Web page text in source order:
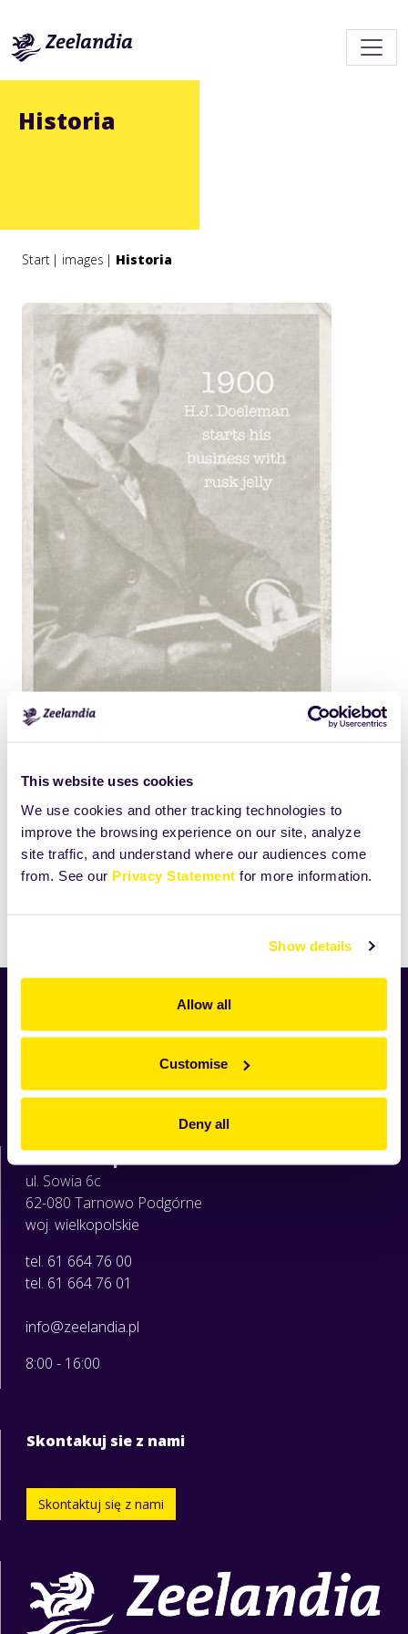
This website uses cookies
We use cookies and other tracking technologies to
improve the browsing experience on our site, analyze
site traffic, and understand where our audiences come
from. See our Privacy Statement for more information.
Show details
Allow all
Customise
Deny all
Historia
Start images Historia
Click
to
view
full-
size
Size:
23.9462890625KB
Nowości
Receptury
ul. Sowia 6c
62-080 Tarnowo Podgórne
woj. wielkopolskie
tel. 61 664 76 00
tel. 61 664 76 01
info@zeelandia.pl
8:00 - 16:00
Skontakuj sie z nami
Skontaktuj się z nami